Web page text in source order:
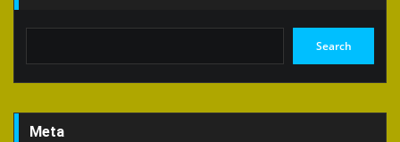
Search
Meta